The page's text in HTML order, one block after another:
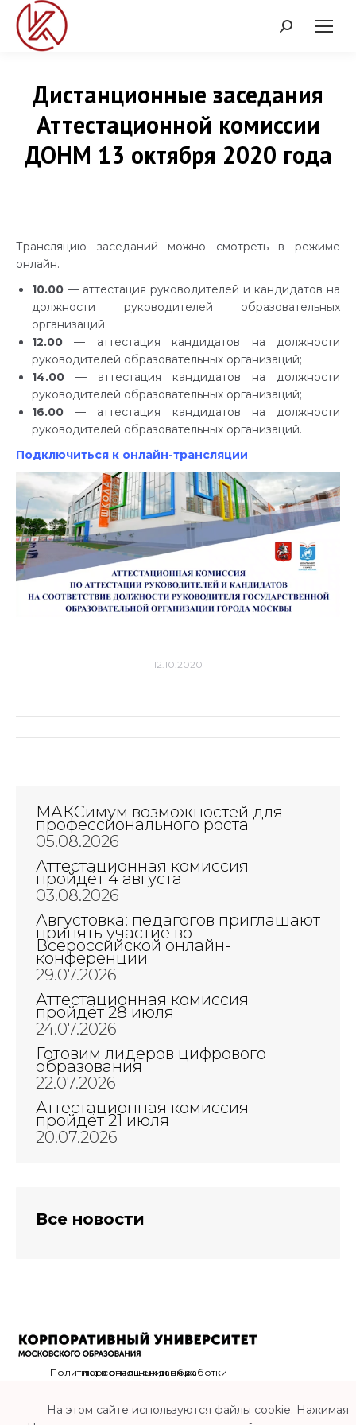
Поиск:
Дистанционные заседания
Аттестационной комиссии
ДОНМ 13 октября 2020 года
Трансляцию заседаний можно смотреть в режиме
онлайн.
10.00 — аттестация руководителей и кандидатов на
должности руководителей образовательных
организаций;
12.00 — аттестация кандидатов на должности
руководителей образовательных организаций;
14.00 — аттестация кандидатов на должности
руководителей образовательных организаций;
16.00 — аттестация кандидатов на должности
руководителей образовательных организаций.
Подключиться к онлайн-трансляции
12.10.2020
Навигация
МАКСимум возможностей для
профессионального роста
05.08.2026
Аттестационная комиссия
пройдёт 4 августа
03.08.2026
Августовка: педагогов приглашают
принять участие во
Всероссийской онлайн-
конференции
29.07.2026
Аттестационная комиссия
пройдёт 28 июля
24.07.2026
Готовим лидеров цифрового
образования
22.07.2026
Аттестационная комиссия
пройдёт 21 июля
20.07.2026
Все новости
Политика в отношении обработки персональных данных
На этом сайте используются файлы cookie. Нажимая